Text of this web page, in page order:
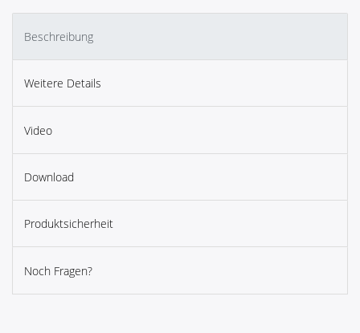
Beschreibung
Weitere Details
Video
Download
Produktsicherheit
Noch Fragen?